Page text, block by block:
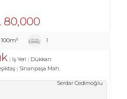
80,000
100m² 1
İş Yeri
Dükkan
Sinanpaşa Mah.
Serdar Cedimoğlu